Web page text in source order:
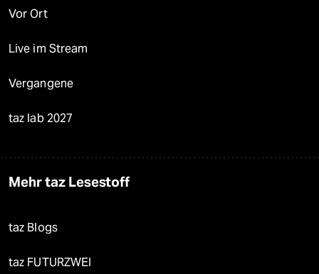
Vor Ort
Live im Stream
Vergangene
taz lab 2027
Mehr taz Lesestoff
taz Blogs
taz FUTURZWEI